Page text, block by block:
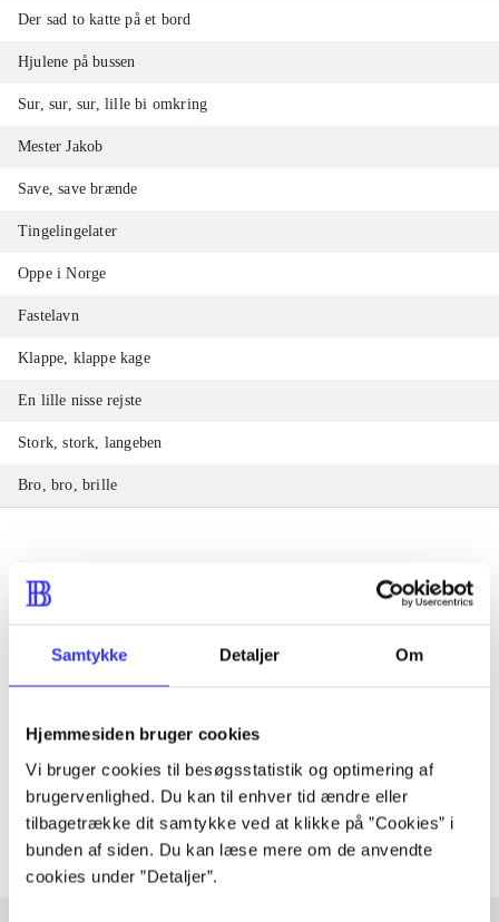
Samtykke Detaljer Om
Hjemmesiden bruger cookies
Vi bruger cookies til besøgsstatistik og optimering af
brugervenlighed. Du kan til enhver tid ændre eller
tilbagetrække dit samtykke ved at klikke på ”Cookies” i
bunden af siden. Du kan læse mere om de anvendte
cookies under ”Detaljer”.
Der sad to katte på et bord
Hjulene på bussen
Sur, sur, sur, lille bi omkring
Mester Jakob
Save, save brænde
Tingelingelater
Oppe i Norge
Fastelavn
Klappe, klappe kage
En lille nisse rejste
Stork, stork, langeben
Bro, bro, brille
Artiklen er en del af
lorem ipsum dolor sit amet ...
Artiklerne i handler ofte om